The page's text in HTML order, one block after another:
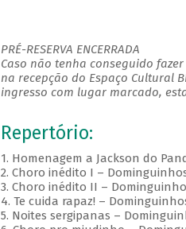
PRÉ-RESERVA ENCERRADA
Caso não tenha conseguido
na recepção do Espaço Cultural
ingresso com lugar marcado,
Repertório:
1. Homenagem a Jackson do
2. Choro inédito I –
3. Choro inédito II –
4. Te cuida rapaz! –
5. Noites sergipanas –